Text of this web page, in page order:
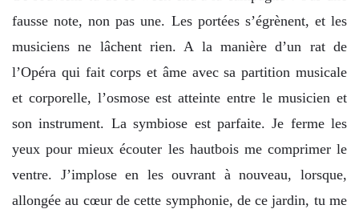
fausse note, non pas une. Les portées s’égrènent, et les
musiciens ne lâchent rien. A la manière d’un rat de
l’Opéra qui fait corps et âme avec sa partition musicale
et corporelle, l’osmose est atteinte entre le musicien et
son instrument. La symbiose est parfaite. Je ferme les
yeux pour mieux écouter les hautbois me comprimer le
ventre. J’implose en les ouvrant à nouveau, lorsque,
allongée au cœur de cette symphonie, de ce jardin, tu me